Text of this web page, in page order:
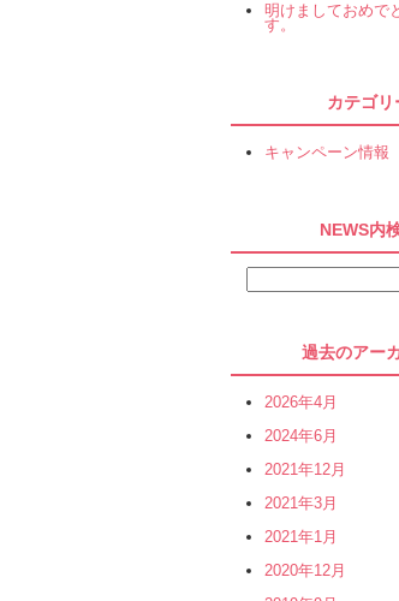
明けましておめで
す。
カテゴリ
キャンペーン情報
NEWS内
過去のアー
2026年4月
2024年6月
2021年12月
2021年3月
2021年1月
2020年12月